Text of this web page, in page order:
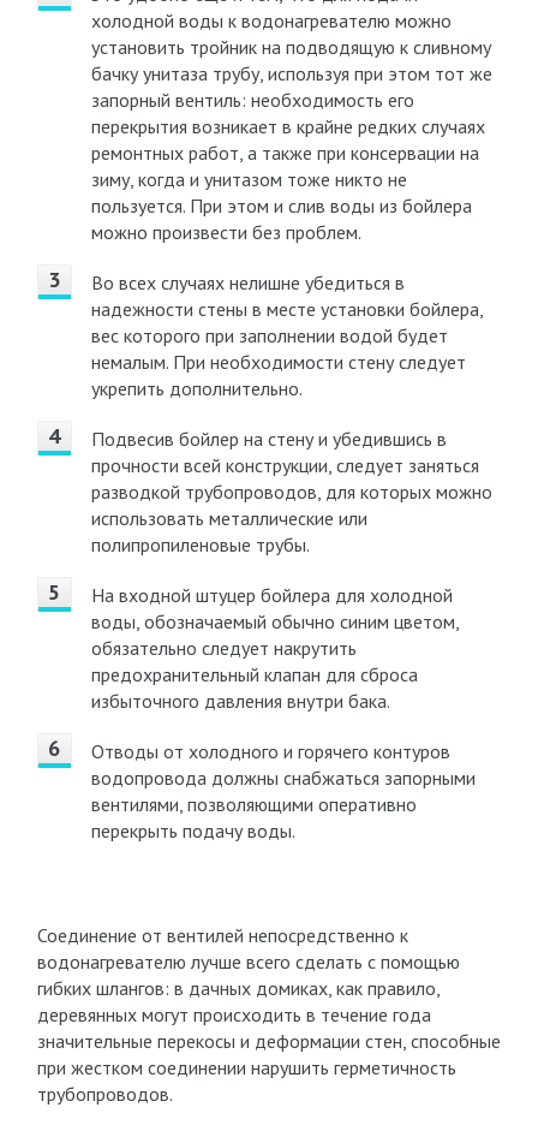
холодной воды к водонагревателю можно
установить тройник на подводящую к сливному
бачку унитаза трубу, используя при этом тот же
запорный вентиль: необходимость его
перекрытия возникает в крайне редких случаях
ремонтных работ, а также при консервации на
зиму, когда и унитазом тоже никто не
пользуется. При этом и слив воды из бойлера
можно произвести без проблем.
Во всех случаях нелишне убедиться в
надежности стены в месте установки бойлера,
вес которого при заполнении водой будет
немалым. При необходимости стену следует
укрепить дополнительно.
Подвесив бойлер на стену и убедившись в
прочности всей конструкции, следует заняться
разводкой трубопроводов, для которых можно
использовать металлические или
полипропиленовые трубы.
На входной штуцер бойлера для холодной
воды, обозначаемый обычно синим цветом,
обязательно следует накрутить
предохранительный клапан для сброса
избыточного давления внутри бака.
Отводы от холодного и горячего контуров
водопровода должны снабжаться запорными
вентилями, позволяющими оперативно
перекрыть подачу воды.
Соединение от вентилей непосредственно к
водонагревателю лучше всего сделать с помощью
гибких шлангов: в дачных домиках, как правило,
деревянных могут происходить в течение года
значительные перекосы и деформации стен, способные
при жестком соединении нарушить герметичность
трубопроводов.